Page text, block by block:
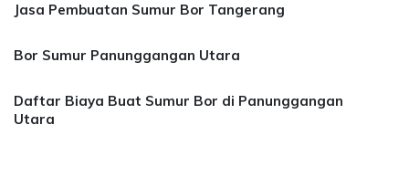
Jasa Pembuatan Sumur Bor Tangerang
Bor Sumur Panunggangan Utara
Daftar Biaya Buat Sumur Bor di Panunggangan
Utara